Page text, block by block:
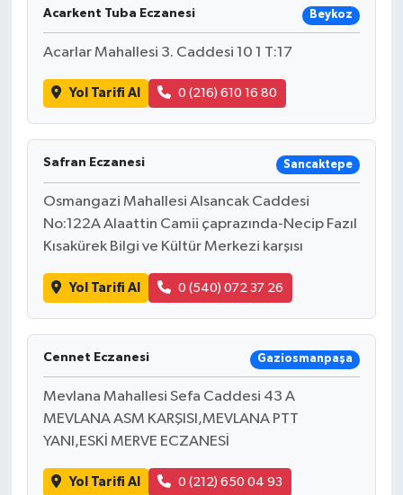
Acarkent Tuba Eczanesi Beykoz
Acarlar Mahallesi 3. Caddesi 10 1 T:17
Yol Tarifi Al 0 (216) 610 16 80
Safran Eczanesi Sancaktepe
Osmangazi Mahallesi Alsancak Caddesi
No:122A Alaattin Camii çaprazında-Necip Fazıl
Kısakürek Bilgi ve Kültür Merkezi karşısı
Yol Tarifi Al 0 (540) 072 37 26
Cennet Eczanesi Gaziosmanpaşa
Mevlana Mahallesi Sefa Caddesi 43 A
MEVLANA ASM KARŞISI,MEVLANA PTT
YANI,ESKİ MERVE ECZANESİ
Yol Tarifi Al 0 (212) 650 04 93